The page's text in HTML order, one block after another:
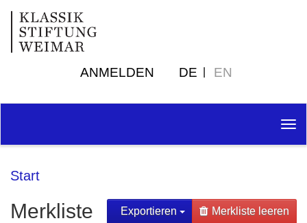
ANMELDEN DE EN
Start
Exportieren Merkliste leeren
Merkliste